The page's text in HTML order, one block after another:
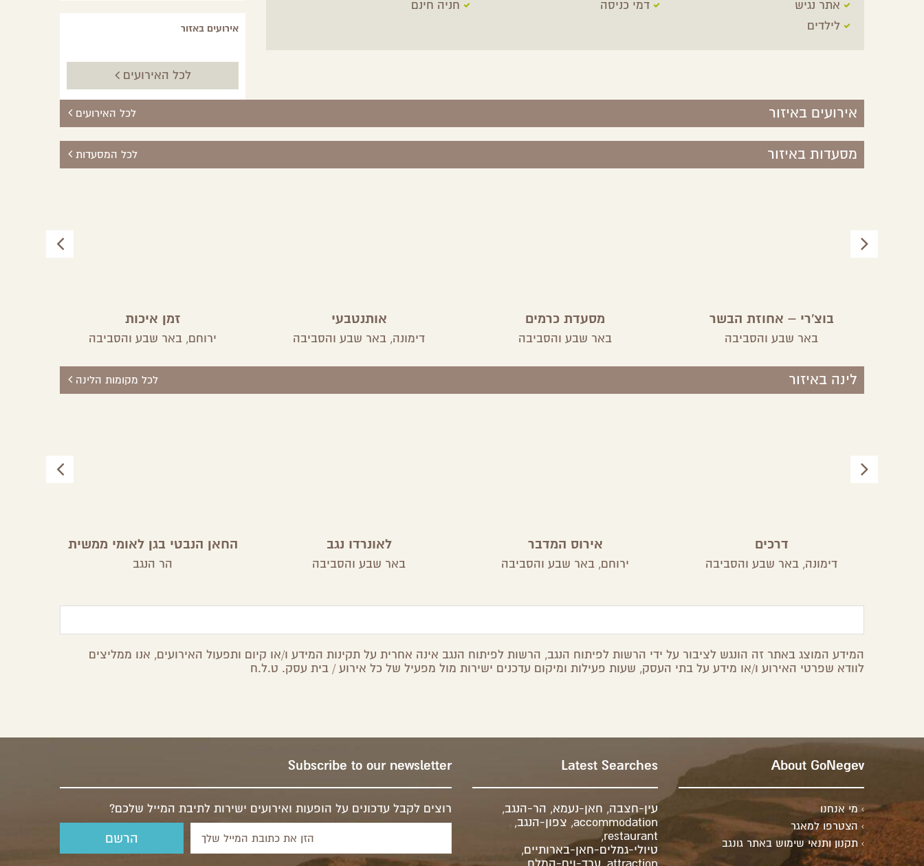
אירועים באזור
לכל האירועים
אתר נגיש דמי כניסה
חניה חינם
לילדים
אירועים באיזור לכל האירועים
מסעדות באיזור לכל המסעדות
בוצ'רי – אחוזת הבשר
באר שבע והסביבה
מסעדת כרמים
באר שבע והסביבה
אותנטבעי
דימונה, באר שבע והסביבה
זמן איכות
ירוחם, באר שבע והסביבה
לינה באיזור לכל מקומות הלינה
דרכים
דימונה, באר שבע והסביבה
אירוס המדבר
ירוחם, באר שבע והסביבה
לאונרדו נגב
באר שבע והסביבה
החאן הנבטי בגן לאומי ממשית
הר הנגב
המידע המוצג באתר זה הונגש לציבור על ידי הרשות לפיתוח הנגב, הרשות לפיתוח הנגב אינה אחרית על תקינות המידע ו/או קיום ותפעול האירועים, אנו ממליצים
לוודא שפרטי האירוע ו/או מידע על בתי העסק, שעות פעילות ומיקום עדכנים ישירות מול מפעיל של כל אירוע / בית עסק. ט.ל.ח
About GoNegev
מי אנחנו
הצטרפו למאגר
תקנון ותנאי שימוש באתר גונגב
Latest Searches
עין-חצבה, חאן-נעמא, הר-הנגב,
accommodation
, צפון-הנגב,
restaurant
,
טיולי-גמלים-חאן-בארותיים,
Subscribe to our newsletter
רוצים לקבל עדכונים על הופעות ואירועים ישירות לתיבת המייל שלכם?